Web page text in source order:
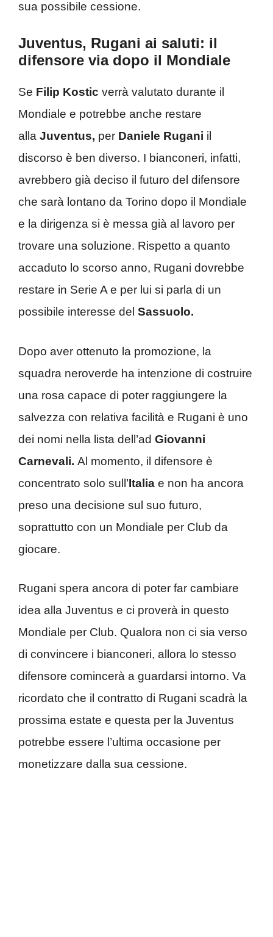
sua possibile cessione.
Juventus, Rugani ai saluti: il
difensore via dopo il Mondiale
Se Filip Kostic verrà valutato durante il
Mondiale e potrebbe anche restare
alla Juventus, per Daniele Rugani il
discorso è ben diverso. I bianconeri, infatti,
avrebbero già deciso il futuro del difensore
che sarà lontano da Torino dopo il Mondiale
e la dirigenza si è messa già al lavoro per
trovare una soluzione. Rispetto a quanto
accaduto lo scorso anno, Rugani dovrebbe
restare in Serie A e per lui si parla di un
possibile interesse del Sassuolo.
Dopo aver ottenuto la promozione, la
squadra neroverde ha intenzione di costruire
una rosa capace di poter raggiungere la
salvezza con relativa facilità e Rugani è uno
dei nomi nella lista dell’ad Giovanni
Carnevali. Al momento, il difensore è
concentrato solo sull’Italia e non ha ancora
preso una decisione sul suo futuro,
soprattutto con un Mondiale per Club da
giocare.
Rugani spera ancora di poter far cambiare
idea alla Juventus e ci proverà in questo
Mondiale per Club. Qualora non ci sia verso
di convincere i bianconeri, allora lo stesso
difensore comincerà a guardarsi intorno. Va
ricordato che il contratto di Rugani scadrà la
prossima estate e questa per la Juventus
potrebbe essere l’ultima occasione per
monetizzare dalla sua cessione.